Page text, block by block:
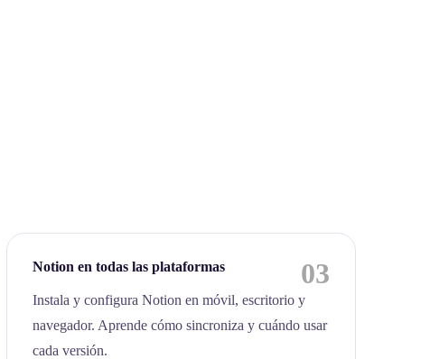
Notion en todas las plataformas 03
Instala y configura Notion en móvil, escritorio y
navegador. Aprende cómo sincroniza y cuándo usar
cada versión.